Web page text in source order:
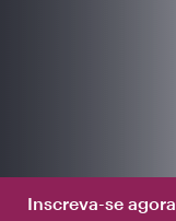
Inscreva-se agora